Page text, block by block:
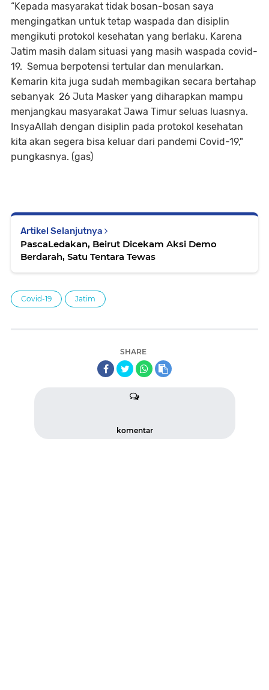
“Kepada masyarakat tidak bosan-bosan saya
mengingatkan untuk tetap waspada dan disiplin
mengikuti protokol kesehatan yang berlaku. Karena
Jatim masih dalam situasi yang masih waspada covid-
19. Semua berpotensi tertular dan menularkan.
Kemarin kita juga sudah membagikan secara bertahap
sebanyak 26 Juta Masker yang diharapkan mampu
menjangkau masyarakat Jawa Timur seluas luasnya.
InsyaAllah dengan disiplin pada protokol kesehatan
kita akan segera bisa keluar dari pandemi Covid-19,"
pungkasnya. (gas)
Artikel Selanjutnya
PascaLedakan, Beirut Dicekam Aksi Demo
Berdarah, Satu Tentara Tewas
Covid-19 Jatim
SHARE
komentar